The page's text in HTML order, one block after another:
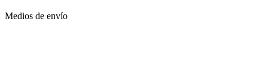
Medios de envío